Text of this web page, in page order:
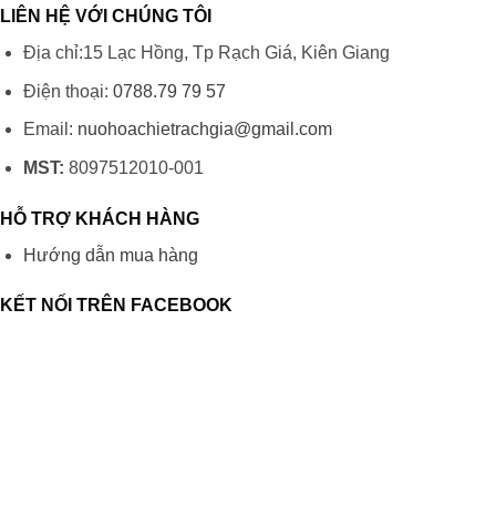
LIÊN HỆ VỚI CHÚNG TÔI
Địa chỉ:15 Lạc Hồng, Tp Rạch Giá, Kiên Giang
Điện thoại: 0788.79 79 57
Email: nuohoachietrachgia@gmail.com
MST: 8097512010-001
HỖ TRỢ KHÁCH HÀNG
Hướng dẫn mua hàng
KẾT NỐI TRÊN FACEBOOK